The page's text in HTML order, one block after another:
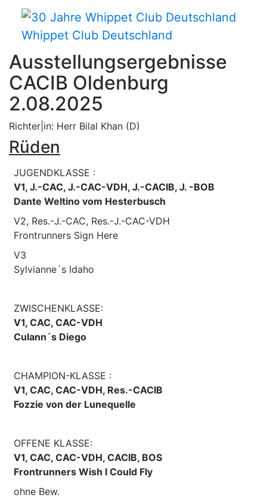
Whippet Club Deutschland
Ausstellungsergebnisse
CACIB Oldenburg
2.08.2025
Richter|in: Herr Bilal Khan (D)
Rüden
JUGENDKLASSE :
V1, J.-CAC, J.-CAC-VDH, J.-CACIB, J. -BOB
Dante Weltino vom Hesterbusch
V2, Res.-J.-CAC, Res.-J.-CAC-VDH
Frontrunners Sign Here
V3
Sylvianne´s Idaho
ZWISCHENKLASSE:
V1, CAC, CAC-VDH
Culann´s Diego
CHAMPION-KLASSE :
V1, CAC, CAC-VDH, Res.-CACIB
Fozzie von der Lunequelle
OFFENE KLASSE:
V1, CAC, CAC-VDH, CACIB, BOS
Frontrunners Wish I Could Fly
ohne Bew.